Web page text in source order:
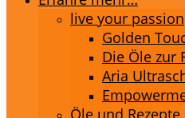
live your passion
Golden
Die Öle zur
Aria
Öle und Rezepte